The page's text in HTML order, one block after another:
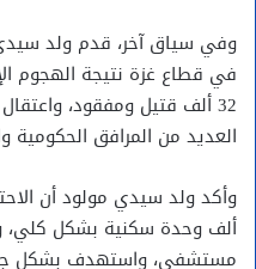
وفي سياق آخر، قدم ولد
في قطاع غزة نتيجة الهجوم
العديد من المرافق الحكومية
مستشفى، واستهدف بشكل